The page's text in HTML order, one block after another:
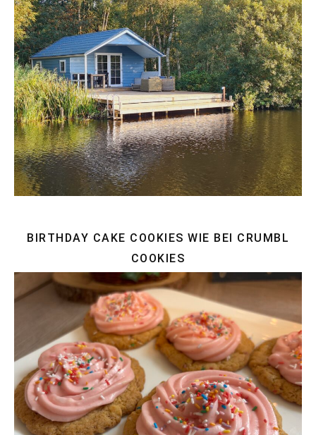
BIRTHDAY CAKE COOKIES WIE BEI CRUMBL
COOKIES